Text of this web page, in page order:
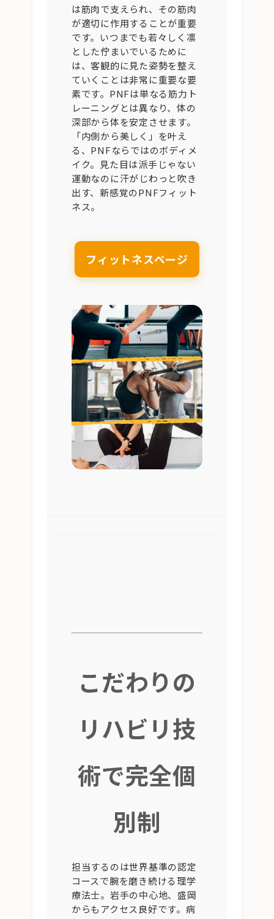
は筋肉で支えられ、その筋肉
が適切に作用することが重要
です。いつまでも若々しく凛
とした佇まいでいるために
は、客観的に見た姿勢を整え
ていくことは非常に重要な要
素です。PNFは単なる筋力ト
レーニングとは異なり、体の
深部から体を安定させます。
「内側から美しく」を叶え
る、PNFならではのボディメ
イク。見た目は派手じゃない
運動なのに汗がじわっと吹き
出す、新感覚のPNFフィット
ネス。
フィットネスページ
こだわりの
リハビリ技
術で完全個
別制
担当するのは世界基準の認定
コースで腕を磨き続ける理学
療法士。岩手の中心地、盛岡
からもアクセス良好です。病